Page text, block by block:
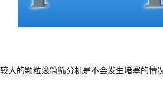
大的颗粒滚筒筛分机是不会发生堵塞的